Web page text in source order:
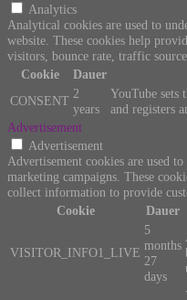
Analytics
Analytical cookies are used to
website. These cookies help
visitors, bounce rate, traffic
Cookie
Dauer
CONSENT 2
years
YouTube sets
and registers
Advertisement
Advertisement
Advertisement cookies are used
marketing campaigns. These
collect information to provide
Cookie
Dauer
VISITOR_INFO1_LIVE
5
months
27
days